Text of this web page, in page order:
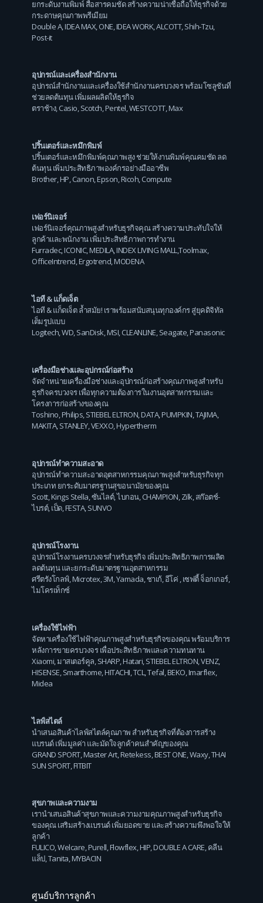
ยกระดับงานพิมพ์ สื่อสารคมชัด สร้างความน่าเชื่อถือให้ธุรกิจด้วย
กระดาษคุณภาพพรีเมียม
Double A, IDEA MAX ONE IDEA WORK ALCOTT, Shih-Tzu
Post-it
อุปกรณ์และเครื่องสำนักงาน
อุปกรณ์สำนักงานและเครื่องใช้สำนักงานครบวงจร พร้อมโซลูชันที่
ช่วยลดต้นทุน เพิ่มผลผลิตให้ธุรกิจ
ตราช้าง,Casio,Scotch,Pentel,WESTCOTT,Max
ปริ้นเตอร์และหมึกพิมพ์
ปริ้นเตอร์และหมึกพิมพ์คุณภาพสูง ช่วยให้งานพิมพ์คุณคมชัด ลด
ต้นทุน เพิ่มประสิทธิภาพองค์กรอย่างมืออาชีพ
Brother,HP,Canon,Epson,Ricoh,Compute
เฟอร์นิเจอร์
เฟอร์นิเจอร์คุณภาพสูงสำหรับธุรกิจคุณ สร้างความประทับใจให้
ลูกค้าและพนักงาน เพิ่มประสิทธิภาพการทำงาน
Furradec,ICONIC,MEDILA,INDEX LIVING MALL,Toolmax,
OfficeIntrend,Ergotrend,MODENA
ไอที & แก็ดเจ็ต
ไอที & แก็ดเจ็ต ล้ำสมัย! เราพร้อมสนับสนุนทุกองค์กร สู่ยุคดิจิทัล
เต็มรูปแบบ
Logitech,WD,SanDisk,MSI,CLEANLINE,Seagate,Panasonic
เครื่องมือช่างและอุปกรณ์ก่อสร้าง
จัดจำหน่ายเครื่องมือช่างและอุปกรณ์ก่อสร้างคุณภาพสูงสำหรับ
ธุรกิจครบวงจร เพื่อทุกความต้องการในงานอุตสาหกรรมและ
โครงการก่อสร้างของคุณ
Toshino,Philips,STIEBEL ELTRON,DATA,PUMPKIN,TAJIMA,
MAKITA,STANLEY,VEXXO,Hypertherm
อุปกรณ์ทำความสะอาด
อุปกรณ์ทำความสะอาดอุตสาหกรรมคุณภาพสูงสำหรับธุรกิจทุก
ประเภท ยกระดับมาตรฐานสุขอนามัยของคุณ
Scott,Kings Stella,ซันไลต์,ไบกอน,CHAMPION,Zilk,สก๊อตช์-
ไบรต์,เป็ด,FESTA,SUNVO
อุปกรณ์โรงงาน
อุปกรณ์โรงงานครบวงจรสำหรับธุรกิจ เพิ่มประสิทธิภาพการผลิต
ลดต้นทุน และยกระดับมาตรฐานอุตสาหกรรม
ศรีตรังโกลฟ์,Microtex,3M,Yamada,ชาเก้,อีโค่ ,เซฟตี้ จ็อกเกอร์,
ไมโครเท็กซ์
เครื่องใช้ไฟฟ้า
จัดหาเครื่องใช้ไฟฟ้าคุณภาพสูงสำหรับธุรกิจของคุณ พร้อมบริการ
หลังการขายครบวงจร เพื่อประสิทธิภาพและความทนทาน
Xiaomi,มาสเตอร์คูล,SHARP,Hatari,STIEBEL ELTRON,VENZ,
HISENSE,Smarthome,HITACHI,TCL,Tefal,BEKO,Imarflex,
Midea
ไลฟ์สไตล์
นำเสนอสินค้าไลฟ์สไตล์คุณภาพ สำหรับธุรกิจที่ต้องการสร้าง
แบรนด์ เพิ่มมูลค่า และมัดใจลูกค้าคนสำคัญของคุณ
GRAND SPORT, Master Art, Retekess BEST ONE Waxy, THAI
SUN SPORT, FITBIT
สุขภาพและความงาม
เรานำเสนอสินค้าสุขภาพและความงามคุณภาพสูงสำหรับธุรกิจ
ของคุณ เสริมสร้างแบรนด์ เพิ่มยอดขาย และสร้างความพึงพอใจให้
ลูกค้า
FULICO,Welcare,Purell,Flowflex,HIP,DOUBLE A CARE,คลีน
แล็ป,Tanita,MYBACIN
ศูนย์บริการลูกค้า